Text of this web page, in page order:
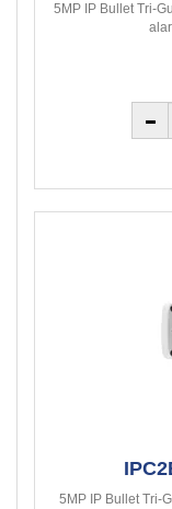
5MP IP Bullet Tri-
5MP IP Bullet Tri-